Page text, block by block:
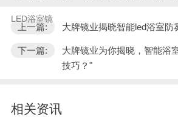
LED浴室镜
上一篇: 大牌镜业揭晓智能led浴室防
下一篇:
大牌镜业为你揭晓，智能浴
技巧？"
相关资讯